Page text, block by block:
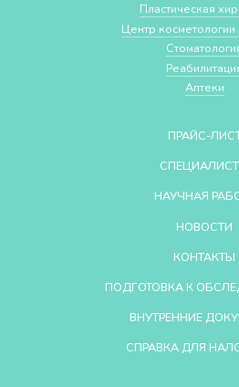
Пластическая
Центр
Аптеки
ПРАЙС-
НАУЧНАЯ
НОВОСТИ
КОНТАКТЫ
ПОДГОТОВКА К
ВНУТРЕННИЕ
СПРАВКА ДЛЯ